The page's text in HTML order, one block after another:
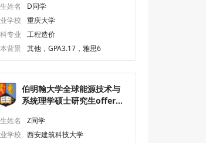
姓名
D同学
学校
重庆大学
专业
工程造价
背景
其他，GPA3.17，雅思6
伯明翰大学全球能源技术与
系统理学硕士研究生offer一
姓名
Z同学
学校
西安建筑科技大学